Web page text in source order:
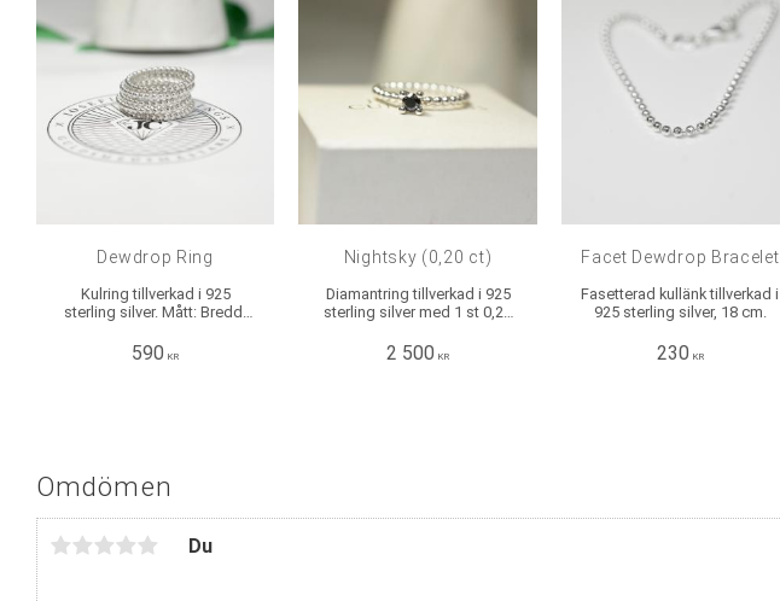
Omdömen
Du
Dewdrop Ring
Kulring tillverkad i 925
sterling silver. Mått: Bredd:
590 KR
Nightsky (0,20 ct)
Diamantring tillverkad i 925
sterling silver med 1 st 0,20
diamant infattad i fyra klor.
2 500 KR
Facet Dewdrop Bracelet
Fasetterad kullänk tillverkad i
925 sterling silver, 18 cm.
230 KR